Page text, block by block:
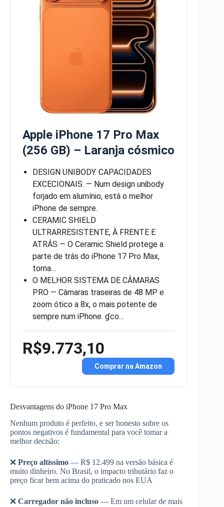
Apple iPhone 17 Pro Max
(256 GB) – Laranja cósmico
DESIGN UNIBODY. CAPACIDADES
EXCECIONAIS. — Num design unibody
forjado em alumínio, está o melhor
iPhone de sempre.
CERAMIC SHIELD
ULTRARRESISTENTE, À FRENTE E
ATRÁS — O Ceramic Shield protege a
parte de trás do iPhone 17 Pro Max,
torna…
O MELHOR SISTEMA DE CÂMARAS
PRO — Câmaras traseiras de 48 MP e
zoom ótico a 8x, o mais potente de
sempre num iPhone. ɠco…
R$9.773,10
Comprar na Amazon
Desvantagens do iPhone 17 Pro Max
Nenhum produto é perfeito, e ser honesto sobre os
pontos negativos é fundamental para você tomar a
melhor decisão:
❌ Preço altíssimo — R$ 12.499 na versão básica é
muito dinheiro. No Brasil, o impacto tributário faz o
preço ficar bem acima do praticado nos EUA
❌ Carregador não incluso — Em um celular de mais